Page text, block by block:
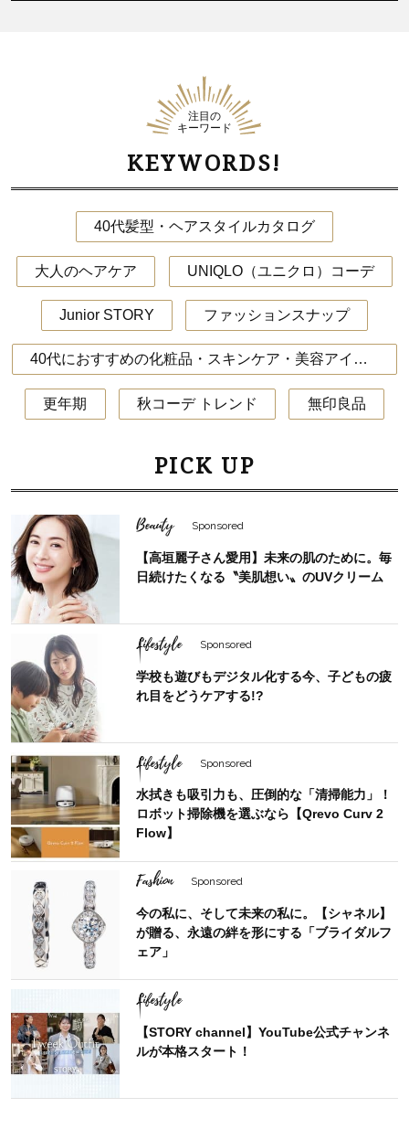
注目の
キーワード
KEYWORDS!
40代髪型・ヘアスタイルカタログ
大人のヘアケア UNIQLO（ユニクロ）コーデ
Junior STORY ファッションスナップ
40代におすすめの化粧品・スキンケア・美容アイテム
更年期 秋コーデ トレンド 無印良品
PICK UP
Beauty Sponsored
【高垣麗子さん愛用】未来の肌のために。毎
日続けたくなる〝美肌想い〟のUVクリーム
Lifestyle Sponsored
学校も遊びもデジタル化する今、子どもの疲
れ目をどうケアする!?
Lifestyle Sponsored
水拭きも吸引力も、圧倒的な「清掃能力」！
ロボット掃除機を選ぶなら【Qrevo Curv 2
Flow】
Fashion Sponsored
今の私に、そして未来の私に。【シャネル】
が贈る、永遠の絆を形にする「ブライダルフ
ェア」
Lifestyle
【STORY channel】YouTube公式チャンネ
ルが本格スタート！